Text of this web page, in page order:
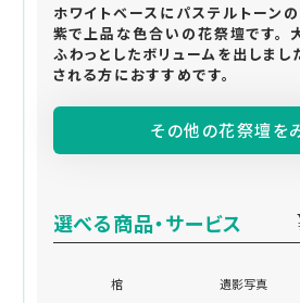
ホワイトベースにパステルトーン
紫で上品な色合いの花祭壇です。
ふわっとしたボリュームを出しまし
される方におすすめです。
その他の花祭壇を
選べる商品・サービス
棺 遺影写真